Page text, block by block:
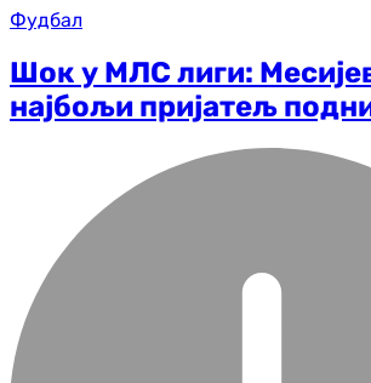
Фудбал
Шок у МЛС лиги:
најбољи пријатељ